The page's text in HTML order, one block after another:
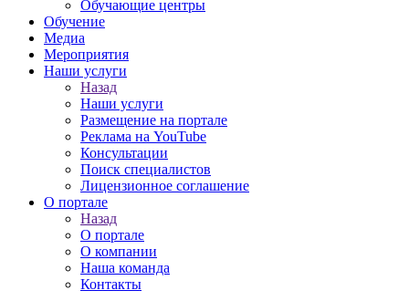
Обучающие центры
Обучение
Медиа
Мероприятия
Наши услуги
Назад
Наши услуги
Размещение на портале
Реклама на YouTube
Консультации
Поиск специалистов
Лицензионное соглашение
О портале
Назад
О портале
О компании
Наша команда
Контакты